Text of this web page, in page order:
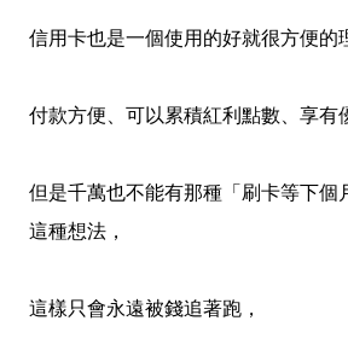
信用卡也是一個使用的好就很方便的
付款方便、可以累積紅利點數、享有
但是千萬也不能有那種「刷卡等下個
這種想法，
這樣只會永遠被錢追著跑，